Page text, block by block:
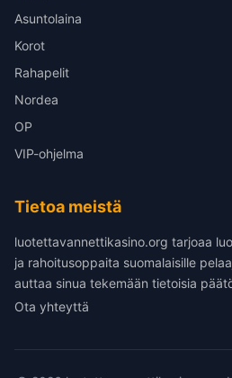
Asuntolaina
Korot
Rahapelit
Nordea
OP
VIP-ohjelma
Tietoa meistä
luotettavannettikasino.org tarjoaa
ja rahoitusoppaita suomalaisille
auttaa sinua tekemään tietoisia
Ota yhteyttä